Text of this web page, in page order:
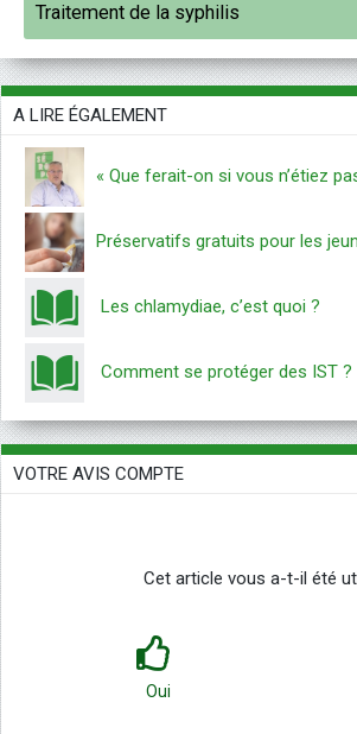
Traitement de la syphilis
A LIRE ÉGALEMENT
« Que ferait-on si vous n’étiez
Préservatifs gratuits pour les
Les chlamydiae, c’est quoi ?
Comment se protéger des IST ?
VOTRE AVIS COMPTE
Cet article vous a-t-il été
Oui